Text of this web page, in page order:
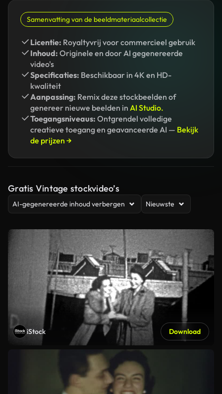
Samenvatting van de beeldmateriaalcollectie
Licentie: Royaltyvrij voor commercieel gebruik
Inhoud: Originele en door AI gegenereerde
video's
Specificaties: Beschikbaar in 4K en HD-
kwaliteit
Aanpassing: Remix deze stockbeelden of
genereer nieuwe beelden in AI Studio.
Toegangsniveaus: Ontgrendel volledige
creatieve toegang en geavanceerde AI — Bekijk
de prijzen →
Gratis Vintage stockvideo’s
AI-gegenereerde inhoud verbergen Nieuwste
iStock Download